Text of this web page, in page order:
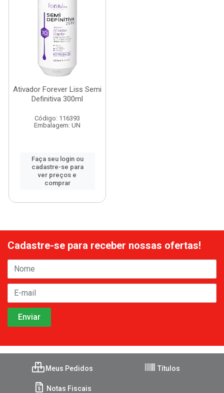
Ativador Forever Liss Semi
Definitiva 300ml
Código: 116393
Embalagem: UN
Faça seu login ou
cadastre-se para
ver preços e
comprar
Cadastre-se para receber nossas ofertas!
Meus Pedidos Títulos
Notas Fiscais